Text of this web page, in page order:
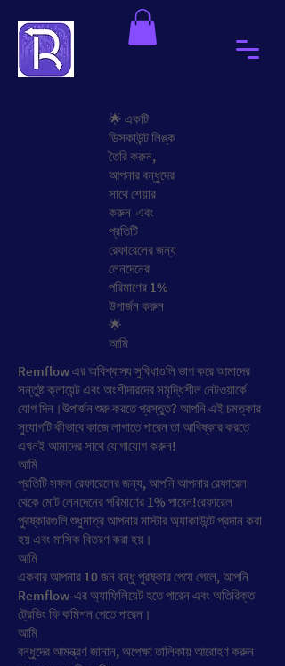
🌟 একটি
ডিসকাউন্ট লিঙ্ক
তৈরি করুন,
আপনার বন্ধুদের
সাথে শেয়ার
করুন এবং
প্রতিটি
রেফারেলের জন্য
লেনদেনের
পরিমাণের 1%
উপার্জন করুন
🌟
আমি
Remflow এর অবিশ্বাস্য সুবিধাগুলি ভাগ করে আমাদের
সন্তুষ্ট ক্লায়েন্ট এবং অংশীদারদের সমৃদ্ধিশীল নেটওয়ার্কে
যোগ দিন।উপার্জন শুরু করতে প্রস্তুত? আপনি এই চমত্কার
সুযোগটি কীভাবে কাজে লাগাতে পারেন তা আবিষ্কার করতে
এখনই আমাদের সাথে যোগাযোগ করুন!
আমি
প্রতিটি সফল রেফারেলের জন্য, আপনি আপনার রেফারেল
থেকে মোট লেনদেনের পরিমাণের 1% পাবেন!রেফারেল
পুরষ্কারগুলি শুধুমাত্র আপনার মাস্টার অ্যাকাউন্টে প্রদান করা
হয় এবং মাসিক বিতরণ করা হয়।
আমি
একবার আপনার 10 জন বন্ধু পুরষ্কার পেয়ে গেলে, আপনি
Remflow-এর অ্যাফিলিয়েট হতে পারেন এবং অতিরিক্ত
ট্রেডিং ফি কমিশন পেতে পারেন।
আমি
বন্ধুদের আমন্ত্রণ জানান, অপেক্ষা তালিকায় আরোহণ করুন